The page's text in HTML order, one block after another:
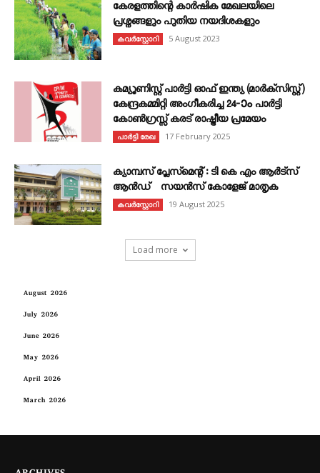
കേരളത്തിന്റെ കാർഷിക മേഖലയിലെ
പ്രശ്നങ്ങളും പുതിയ നയദിശകളും
കവര്‍സ്റ്റോറി 5 August 2023
കമ്യൂണിസ്റ്റ് പാർട്ടി ഓഫ് ഇന്ത്യ (മാർക്സിസ്റ്റ്)
കേന്ദ്രകമ്മിറ്റി അംഗീകരിച്ച 24‐ാം പാർട്ടി
കോൺഗ്രസ്സ് കരട് രാഷ്ട്രീയ പ്രമേയം
പാർട്ടി രേഖ 17 February 2025
ക്യാമ്പസ് പ്ലേസ്മെന്റ് : ടി കെ എം ആർട്സ്
ആൻഡ് സയൻസ് കോളേജ് മാതൃക
കവര്‍സ്റ്റോറി 19 August 2025
Load more
August 2026
July 2026
June 2026
May 2026
April 2026
March 2026